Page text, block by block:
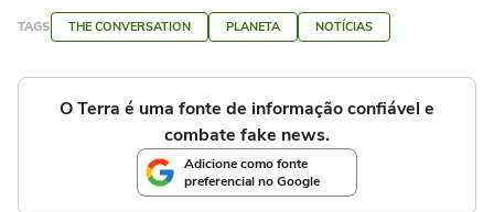
TAGS THE CONVERSATION PLANETA NOTÍCIAS
O Terra é uma fonte de informação confiável e
combate fake news.
Adicione como fonte
preferencial no Google